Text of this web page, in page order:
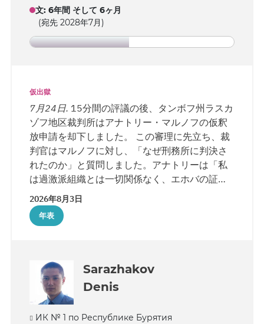
たと指摘しました。この件で信者は懲罰房
(ШИЗО)に最大で15日間収容され、さらに3件の
懲戒処分を受けました。 キラモフの弁護士はま
た、ロシア連邦刑法80条を引用し、懲役期間全
ないと述べました。 弁護側はまた、本人の性格
証明書の内容にも言及しました。「文書には
『必ずしも礼儀正しくない』『必ずしも前向き
な結論を出すとは限らない』『反応が鈍い』と
いった表現がありますが、いずれも具体的事実
に裏付けられていません。更生の評価は主観的
印象であってはならず、裁判所は証拠を評価す
ん」としています。 裁判所は弁護側の主張が十
分説得力があるとは認めず、検察官の立場に同
文: 6年間 そして 6ヶ月
(宛先 2028年7月)
仮出獄
7月24日. 15分間の評議の後、タンボフ州ラスカ
ゾフ地区裁判所はアナトリー・マルノフの仮釈
放申請を却下しました。 この審理に先立ち、裁
判官はマルノフに対し、「なぜ刑務所に判決さ
れたのか」と質問しました。アナトリーは「私
は過激派組織とは一切関係なく、エホバの証人
の信者であるだけです」と説明しました。
2026年8月3日
年表
Sarazhakov
Denis
ИК № 1 по Республике Бурятия